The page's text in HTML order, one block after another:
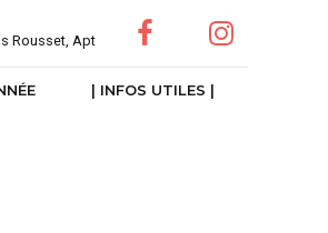
Rousset, Apt
| INFOS UTILES |